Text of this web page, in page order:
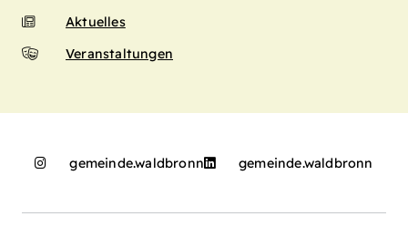
Aktuelles
Veranstaltungen
gemeinde.waldbronn gemeinde.waldbronn